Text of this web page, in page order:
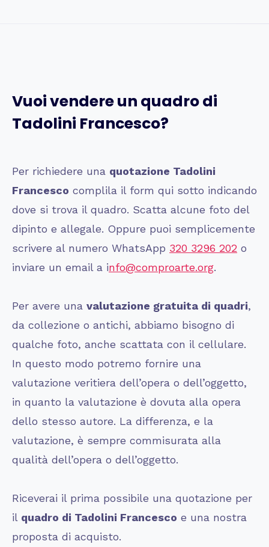
Vuoi vendere un quadro di
Tadolini Francesco?
Per richiedere una quotazione Tadolini
Francesco complila il form qui sotto indicando
dove si trova il quadro. Scatta alcune foto del
dipinto e allegale. Oppure puoi semplicemente
scrivere al numero WhatsApp 320 3296 202 o
inviare un email a info@comproarte.org.
Per avere una valutazione gratuita di quadri,
da collezione o antichi, abbiamo bisogno di
qualche foto, anche scattata con il cellulare.
In questo modo potremo fornire una
valutazione veritiera dell’opera o dell’oggetto,
in quanto la valutazione è dovuta alla opera
dello stesso autore. La differenza, e la
valutazione, è sempre commisurata alla
qualità dell’opera o dell’oggetto.
Riceverai il prima possibile una quotazione per
il quadro di Tadolini Francesco e una nostra
proposta di acquisto.